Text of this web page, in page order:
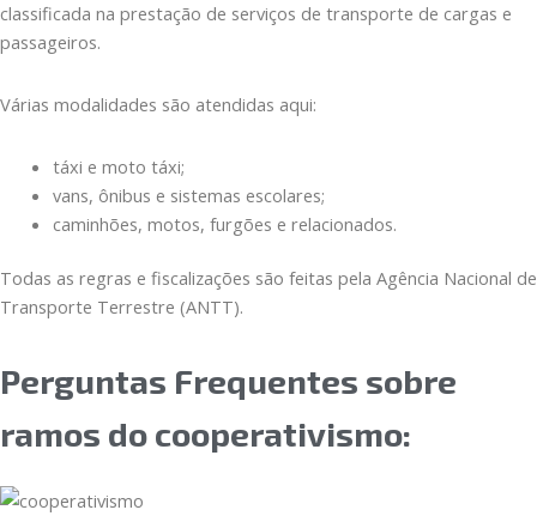
classificada na prestação de serviços de transporte de cargas e
passageiros.
Várias modalidades são atendidas aqui:
táxi e moto táxi;
vans, ônibus e sistemas escolares;
caminhões, motos, furgões e relacionados.
Todas as regras e fiscalizações são feitas pela Agência Nacional de
Transporte Terrestre (ANTT).
Perguntas Frequentes sobre
ramos do cooperativismo: